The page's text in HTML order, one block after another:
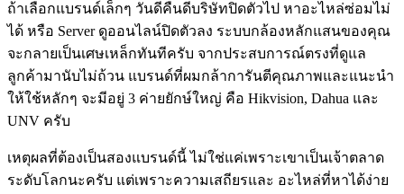
ถ้าเลือกแบรนด์เล็กๆ วันดีคืนดีบริษัทปิดตัวไป หาอะไหล่ซ่อมไม่
ได้ หรือ Server ดูออนไลน์ปิดตัวลง ระบบกล้องหลักแสนของคุณ
จะกลายเป็นเศษเหล็กทันทีครับ จากประสบการณ์ตรงที่ดูแล
ลูกค้ามานับไม่ถ้วน แบรนด์ที่ผมกล้าการันตีคุณภาพและแนะนำ
ให้ใช้หลักๆ จะมีอยู่ 3 ค่ายยักษ์ใหญ่ คือ Hikvision, Dahua และ
UNV ครับ
เหตุผลที่ต้องเป็นสองแบรนด์นี้ ไม่ใช่แค่เพราะเขาเป็นเจ้าตลาด
ระดับโลกนะครับ แต่เพราะความเสถียรและ อะไหล่ที่หาได้ง่าย